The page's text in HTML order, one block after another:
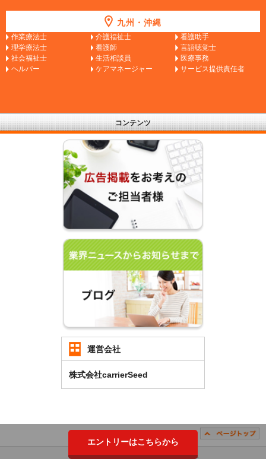
エントリーはこちらから
九州・沖縄
作業療法士 介護福祉士
看護助手
理学療法士
看護師
言語聴覚士
社会福祉士
生活相談員
医療事務
ヘルパー
ケアマネージャー サービス提供責任者
コンテンツ
運営会社
株式会社carrierSeed
Copyright （C）2018 carrierSeed Co.,LTD. All Rights Reserved.